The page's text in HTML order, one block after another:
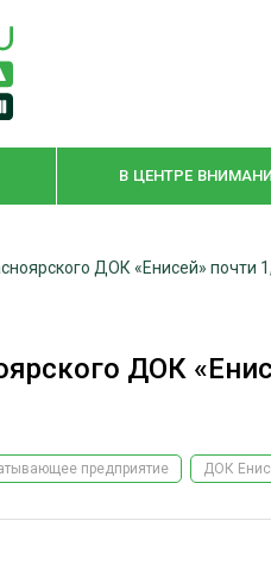
В ЦЕНТРЕ
ЛЕСОПИЛЕНИЕ
БЕЗОПАСНОЕ
ДОК «Енисей» почти
ДОК
предприятие ДОК